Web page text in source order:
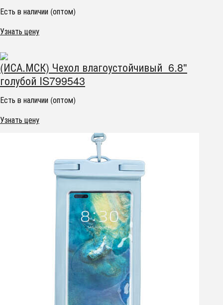
Есть в наличии (оптом)
Узнать цену
(ИСА.МСК) Чехол влагоустойчивый 6.8"
голубой IS799543
Есть в наличии (оптом)
Узнать цену